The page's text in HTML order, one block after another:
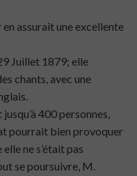
assurait une excellente
Juillet 1879; elle
chants, avec une
400 personnes,
pourrait bien provoquer
ne s’était pas
se poursuivre, M.